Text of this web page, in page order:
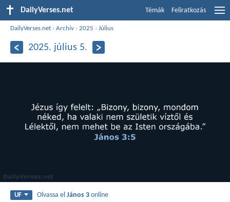
DailyVerses.net Témák Feliratkozás
DailyVerses.net ›Archív ›2025 ›Július
2025. július 5.
UF Olvassa elJános 3 online